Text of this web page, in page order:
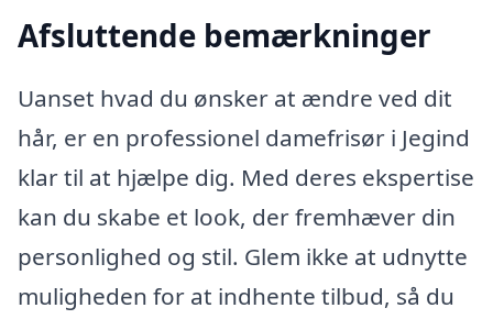
Afsluttende bemærkninger
Uanset hvad du ønsker at ændre ved dit
hår, er en professionel damefrisør i Jegind
klar til at hjælpe dig. Med deres ekspertise
kan du skabe et look, der fremhæver din
personlighed og stil. Glem ikke at udnytte
muligheden for at indhente tilbud, så du